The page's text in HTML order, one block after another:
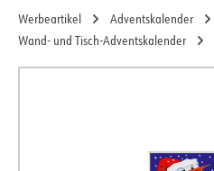
Werbeartikel
Adventskalender
Wand- und Tisch-Adventskalender